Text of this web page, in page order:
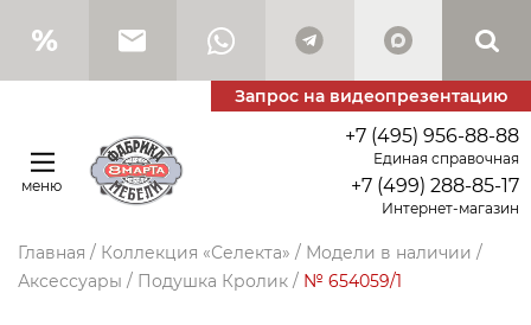
Запрос на видеопрезентацию
меню
+7 (495) 956-88-88
Единая справочная
+7 (499) 288-85-17
Интернет-магазин
Главная / Коллекция «Селекта» / Модели в наличии /
Аксессуары / Подушка Кролик / № 654059/1